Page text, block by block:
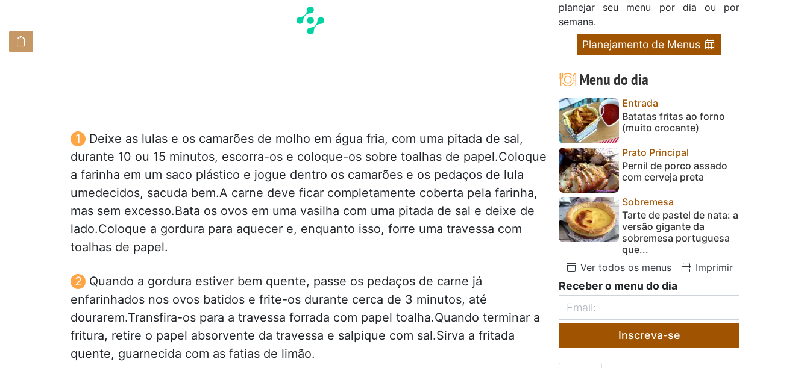
Deixe as lulas e os camarões de molho em água fria, com uma pitada de sal,
durante 10 ou 15 minutos, escorra-os e coloque-os sobre toalhas de papel.Coloque
a farinha em um saco plástico e jogue dentro os camarões e os pedaços de lula
umedecidos, sacuda bem.A carne deve ficar completamente coberta pela farinha,
mas sem excesso.Bata os ovos em uma vasilha com uma pitada de sal e deixe de
lado.Coloque a gordura para aquecer e, enquanto isso, forre uma travessa com
toalhas de papel.
Quando a gordura estiver bem quente, passe os pedaços de carne já
enfarinhados nos ovos batidos e frite-os durante cerca de 3 minutos, até
dourarem.Transfira-os para a travessa forrada com papel toalha.Quando terminar a
fritura, retire o papel absorvente da travessa e salpique com sal.Sirva a fritada
quente, guarnecida com as fatias de limão.
planejar seu menu por dia ou por
semana.
Planejamento de Menus
Menu do dia
Entrada
Batatas fritas ao forno
(muito crocante)
Prato Principal
Pernil de porco assado
com cerveja preta
Sobremesa
Tarte de pastel de nata: a
versão gigante da
sobremesa portuguesa
que...
Ver todos os menus
Imprimir
Receber o menu do dia
Inscreva-se